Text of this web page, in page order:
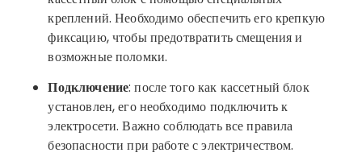
креплений. Необходимо обеспечить его крепкую
фиксацию, чтобы предотвратить смещения и
возможные поломки.
Подключение: после того как кассетный блок
установлен, его необходимо подключить к
электросети. Важно соблюдать все правила
безопасности при работе с электричеством.